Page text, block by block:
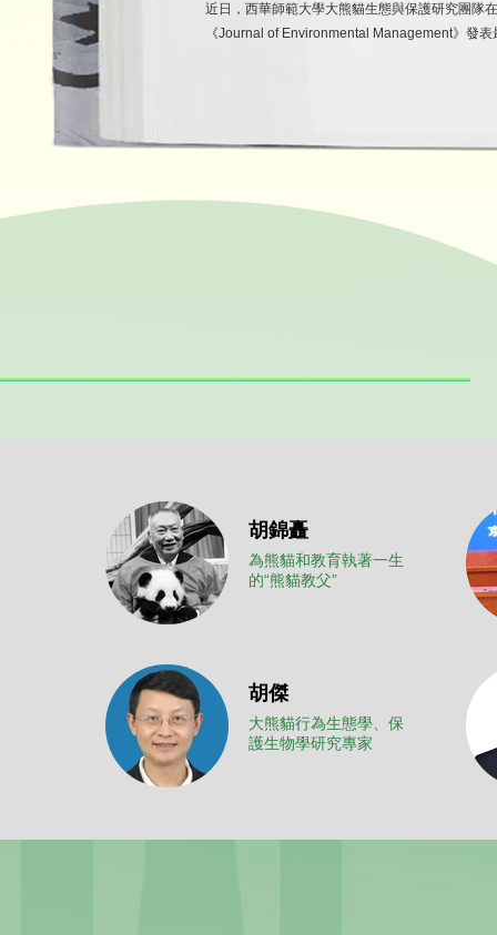
近日，西華師範大學大熊貓生態與保護研究團隊
《Journal of Environmental Management》發表
胡錦矗
為熊貓和教育執著一生
的“熊貓教父”
胡傑
大熊貓行為生態學、保
護生物學研究專家